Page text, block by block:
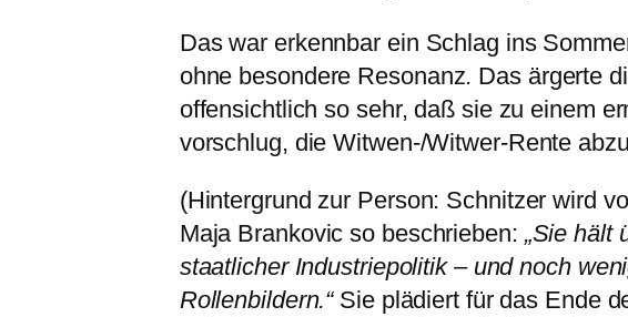
Das war erkennbar ein Schlag ins
ohne besondere Resonanz. Das ärgerte
offensichtlich so sehr, daß sie zu einem
vorschlug, die Witwen-/Witwer-Rente
(Hintergrund zur Person: Schnitzer wird
Maja Brankovic so beschrieben: „Sie hält
staatlicher Industriepolitik – und noch
Rollenbildern.“Sie plädiert für das Ende